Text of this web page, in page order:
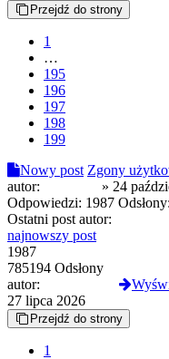
Przejdź do strony
1
…
195
196
197
198
199
Nowy post Zgony
autor:
» 24
Odpowiedzi: 1987 Odsłony:
Ostatni post autor:
najnowszy post
1987
785194 Odsłony
autor:
27 lipca 2026
Przejdź do strony
1